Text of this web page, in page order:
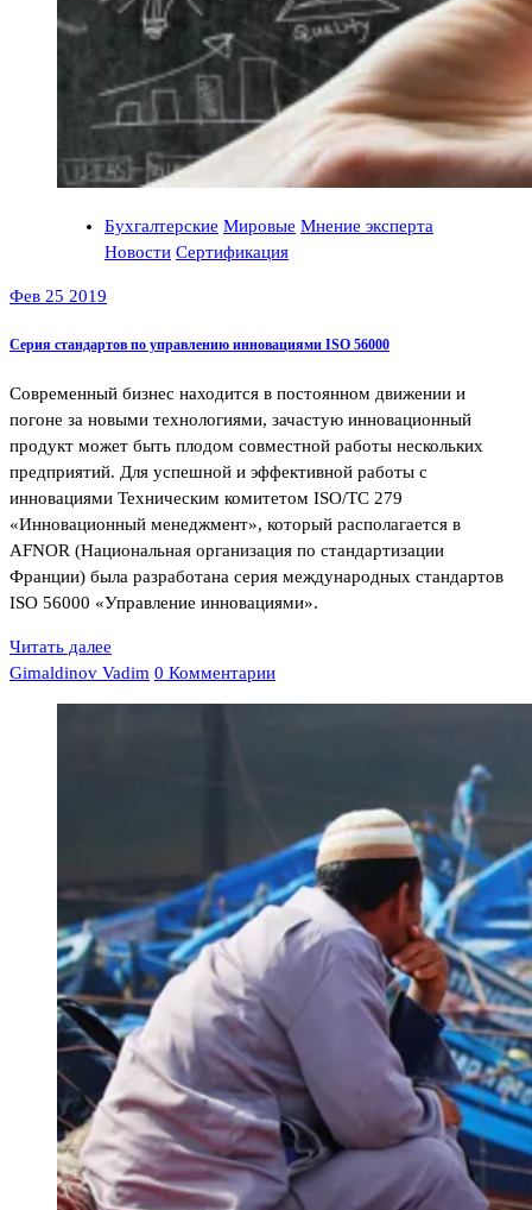
Бухгалтерские Мировые Мнение эксперта
Новости Сертификация
Фев 25 2019
Серия стандартов по управлению инновациями ISO 56000
Современный бизнес находится в постоянном движении и
погоне за новыми технологиями, зачастую инновационный
продукт может быть плодом совместной работы нескольких
предприятий. Для успешной и эффективной работы с
инновациями Техническим комитетом ISO/TC 279
«Инновационный менеджмент», который располагается в
AFNOR (Национальная организация по стандартизации
Франции) была разработана серия международных стандартов
ISO 56000 «Управление инновациями».
Читать далее
Gimaldinov Vadim 0 Комментарии